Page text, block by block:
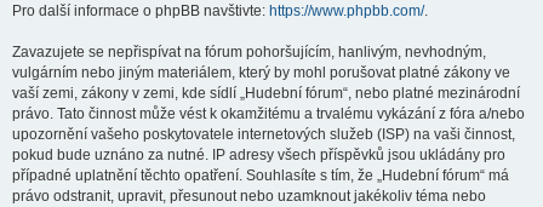
Pro další informace o phpBB navštivte: https://www.phpbb.com/.
Zavazujete se nepřispívat na fórum pohoršujícím, hanlivým, nevhodným,
vulgárním nebo jiným materiálem, který by mohl porušovat platné zákony ve
vaší zemi, zákony v zemi, kde sídlí „Hudební fórum“, nebo platné mezinárodní
právo. Tato činnost může vést k okamžitému a trvalému vykázání z fóra a/nebo
upozornění vašeho poskytovatele internetových služeb (ISP) na vaši činnost,
pokud bude uznáno za nutné. IP adresy všech příspěvků jsou ukládány pro
případné uplatnění těchto opatření. Souhlasíte s tím, že „Hudební fórum“ má
právo odstranit, upravit, přesunout nebo uzamknout jakékoliv téma nebo